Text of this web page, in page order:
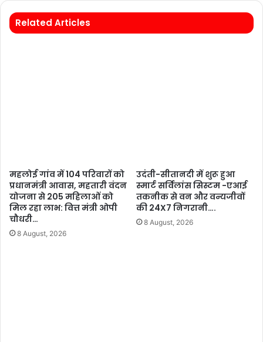
Related Articles
महलोई गांव में 104 परिवारों को
प्रधानमंत्री आवास, महतारी वंदन
योजना से 205 महिलाओं को
मिल रहा लाभ: वित्त मंत्री ओपी
चौधरी…
8 August, 2026
उदंती-सीतानदी में शुरू हुआ
स्मार्ट सर्विलांस सिस्टम -एआई
तकनीक से वन और वन्यजीवों
की 24X7 निगरानी….
8 August, 2026